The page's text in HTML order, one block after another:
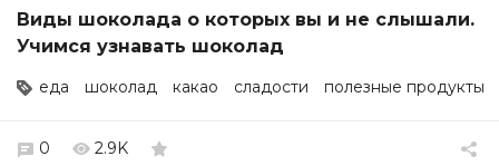
Виды шоколада о которых вы и не слышали.
Учимся узнавать шоколад
еда шоколад какао сладости полезные продукты
0 2.9K